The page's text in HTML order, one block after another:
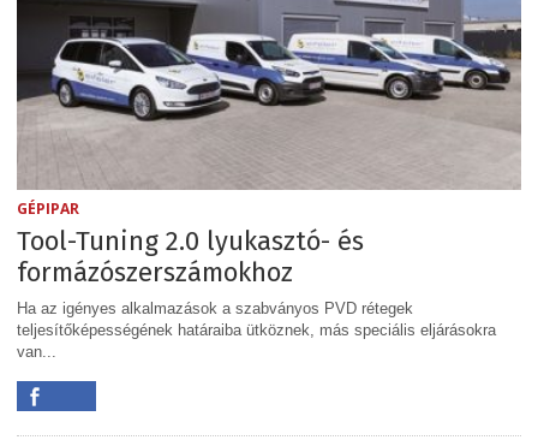
GÉPIPAR
Tool-Tuning 2.0 lyukasztó- és
formázószerszámokhoz
Ha az igényes alkalmazások a szabványos PVD rétegek
teljesítőképességének határaiba ütköznek, más speciális eljárásokra
van...